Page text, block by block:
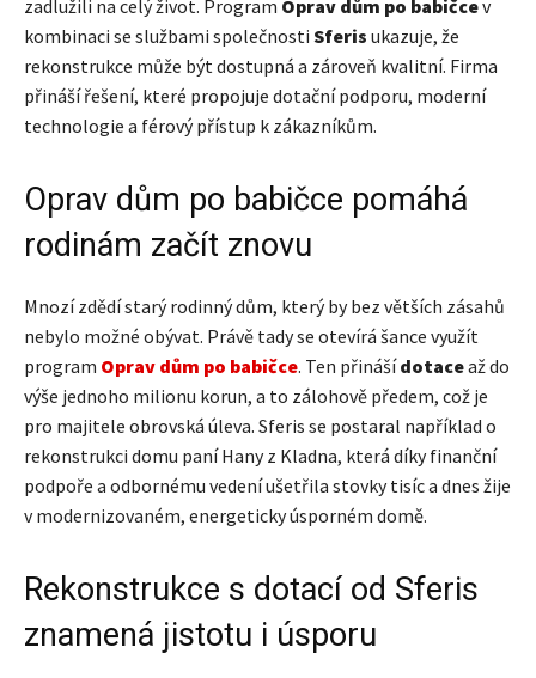
zadlužili na celý život. Program Oprav dům po babičcev
kombinaci se službami společnosti Sferis ukazuje, že
rekonstrukce může být dostupná a zároveň kvalitní. Firma
přináší řešení, které propojuje dotační podporu, moderní
technologie a férový přístup k zákazníkům.
Oprav dům po babičce pomáhá
rodinám začít znovu
Mnozí zdědí starý rodinný dům, který by bez větších zásahů
nebylo možné obývat. Právě tady se otevírá šance využít
program Oprav dům po babičce. Ten přinášídotaceaž do
výše jednoho milionu korun, a to zálohově předem, což je
pro majitele obrovská úleva. Sferis se postaral například o
rekonstrukci domu paní Hany z Kladna, která díky finanční
podpoře a odbornému vedení ušetřila stovky tisíc a dnes žije
v modernizovaném, energeticky úsporném domě.
Rekonstrukce s dotací od Sferis
znamená jistotu i úsporu